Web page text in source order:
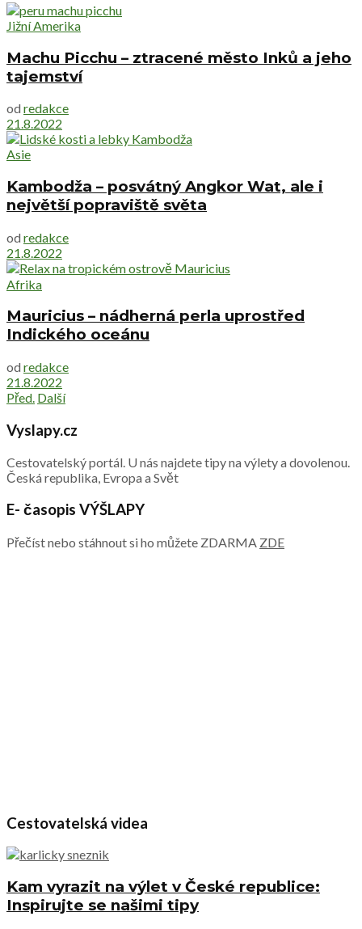
Jižní Amerika
Machu Picchu – ztracené město Inků a jeho
tajemství
od redakce
21.8.2022
Asie
Kambodža – posvátný Angkor Wat, ale i
největší popraviště světa
od redakce
21.8.2022
Afrika
Mauricius – nádherná perla uprostřed
Indického oceánu
od redakce
21.8.2022
Před. Další
Vyslapy.cz
Cestovatelský portál. U nás najdete tipy na výlety a dovolenou.
Česká republika, Evropa a Svět
E- časopis VÝŠLAPY
Přečíst nebo stáhnout si ho můžete ZDARMA ZDE
Cestovatelská videa
Kam vyrazit na výlet v České republice:
Inspirujte se našimi tipy